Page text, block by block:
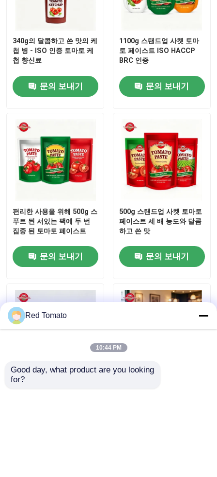
비디오
공장 투어
품질 관리
저희와 연락
붉은 토마토 페이스트
드럼 토마토 페이스트
토마토 패스트
항아리 토마토 페이스트
케치프
340g의 달콤하고 쓴 맛의 케
첩 병 - ISO 인증 토마토 케
첩 향신료
문의 보내기
1100g 스탠드업 사켓 토마
토 페이스트 ISO HACCP
BRC 인증
문의 보내기
편리한 사용을 위해 500g 스
푸트 된 서있는 팩에 두 번
집중 된 토마토 페이스트
문의 보내기
500g 스탠드업 사켓 토마토
페이스트 세 배 농도와 달콤
하고 쓴 맛
문의 보내기
공장 가격 주문 인쇄 된 서
Red Tomato
10:44 PM
Good day, what product are you looking
for?